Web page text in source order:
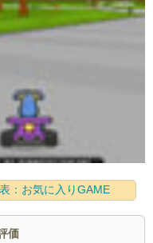
表：お気に入りGAME
価